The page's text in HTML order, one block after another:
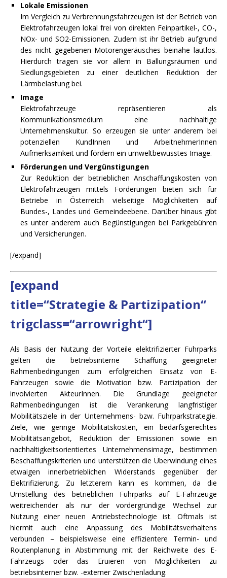
Lokale Emissionen
Im Vergleich zu Verbrennungsfahrzeugen ist der Betrieb von
Elektrofahrzeugen lokal frei von direkten Feinpartikel-, CO-,
NOx- und SO2-Emissionen. Zudem ist ihr Betrieb aufgrund
des nicht gegebenen Motorengeräusches beinahe lautlos.
Hierdurch tragen sie vor allem in Ballungsräumen und
Siedlungsgebieten zu einer deutlichen Reduktion der
Lärmbelastung bei.
Image
Elektrofahrzeuge repräsentieren als
Kommunikationsmedium eine nachhaltige
Unternehmenskultur. So erzeugen sie unter anderem bei
potenziellen KundInnen und ArbeitnehmerInnen
Aufmerksamkeit und fördern ein umweltbewusstes Image.
Förderungen und Vergünstigungen
Zur Reduktion der betrieblichen Anschaffungskosten von
Elektrofahrzeugen mittels Förderungen bieten sich für
Betriebe in Österreich vielseitige Möglichkeiten auf
Bundes-, Landes und Gemeindeebene. Darüber hinaus gibt
es unter anderem auch Begünstigungen bei Parkgebühren
und Versicherungen.
[/expand]
[expand
title=“Strategie & Partizipation“
trigclass=“arrowright“]
Als Basis der Nutzung der Vorteile elektrifizierter Fuhrparks
gelten die betriebsinterne Schaffung geeigneter
Rahmenbedingungen zum erfolgreichen Einsatz von E-
Fahrzeugen sowie die Motivation bzw. Partizipation der
involvierten AkteurInnen. Die Grundlage geeigneter
Rahmenbedingungen ist die Verankerung langfristiger
Mobilitätsziele in der Unternehmens- bzw. Fuhrparkstrategie.
Ziele, wie geringe Mobilitätskosten, ein bedarfsgerechtes
Mobilitätsangebot, Reduktion der Emissionen sowie ein
nachhaltigkeitsorientiertes Unternehmensimage, bestimmen
Beschaffungskriterien und unterstützen die Überwindung eines
etwaigen innerbetrieblichen Widerstands gegenüber der
Elektrifizierung. Zu letzterem kann es kommen, da die
Umstellung des betrieblichen Fuhrparks auf E-Fahrzeuge
weitreichender als nur der vordergründige Wechsel zur
Nutzung einer neuen Antriebstechnologie ist. Oftmals ist
hiermit auch eine Anpassung des Mobilitätsverhaltens
verbunden – beispielsweise eine effizientere Termin- und
Routenplanung in Abstimmung mit der Reichweite des E-
Fahrzeugs oder das Eruieren von Möglichkeiten zu
betriebsinterner bzw. -externer Zwischenladung.